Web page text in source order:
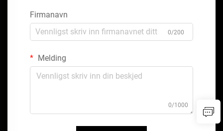
Firmanavn
0/200
Melding
0/1000